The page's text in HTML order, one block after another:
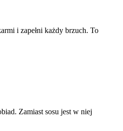
i zapełni każdy brzuch. To
Zamiast sosu jest w niej